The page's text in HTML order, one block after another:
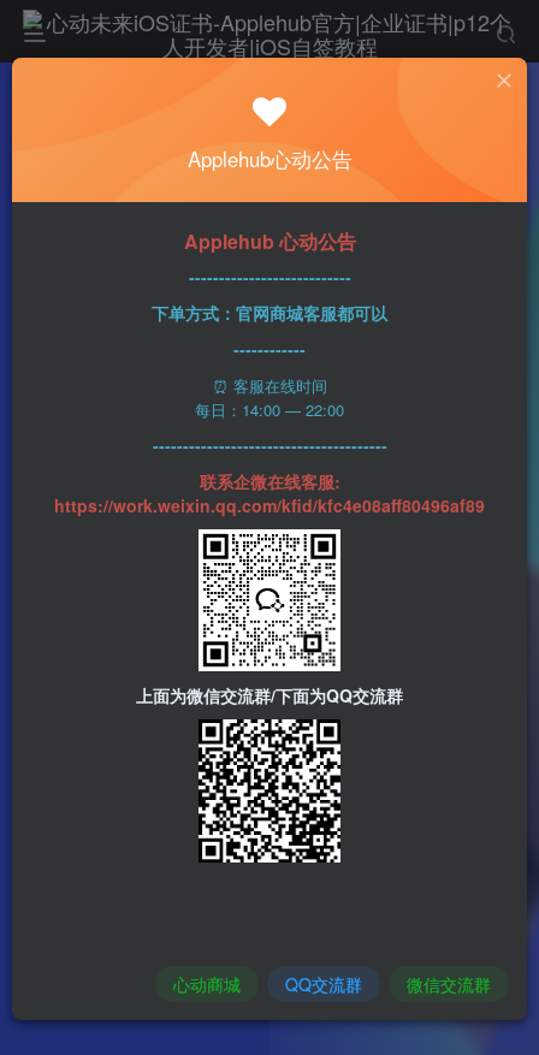
科技资讯
WWDC将至 苹果似乎又注册了多个和头戴相
关的商标
2023-05-23 n1ght_Ra1n
Applehub心动公告
Applehub 心动公告
---------------------------
下单方式：官网商城客服都可以
------------
⏰ 客服在线时间
每日：14:00 — 22:00
---------------------------------------
联系企微在线客服:
https://work.weixin.qq.com/kfid/kfc4e08aff80496af89
上面为微信交流群/下面为QQ交流群
心动商城 QQ交流群 微信交流群